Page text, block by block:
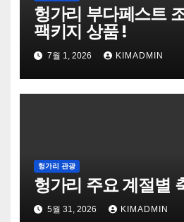
헝가리 부다페스트
팩키지 상품 !
7월 1, 2026 KIMADMIN
헝가리 관광
헝가리 주요 계절별
5월 31, 2026 KIMADMIN